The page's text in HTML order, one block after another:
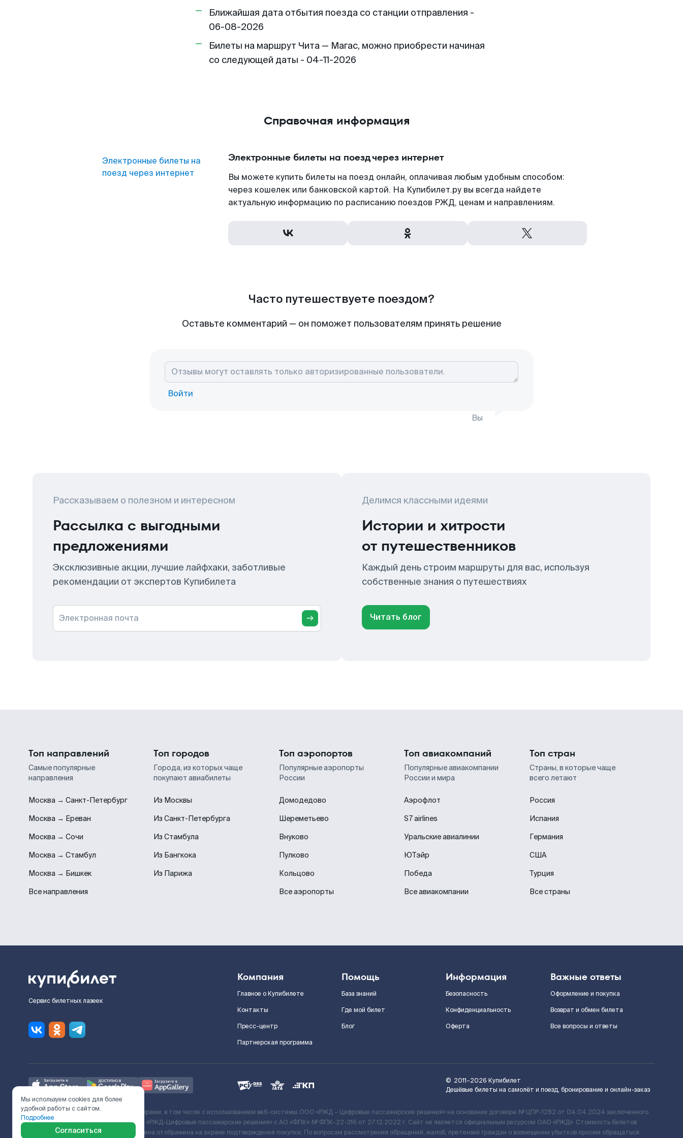
Ближайшая дата отбытия поезда со станции отправления -
06-08-2026
Билеты на маршрут Чита — Магас, можно приобрести начиная
со следующей даты - 04-11-2026
Справочная информация
Электронные билеты на
поезд через интернет
Электронные билеты на поезд через интернет
Вы можете купить билеты на поезд онлайн, оплачивая любым удобным способом:
через кошелек или банковской картой. На Купибилет.ру вы всегда найдете
актуальную информацию по расписанию поездов РЖД, ценам и направлениям.
Часто путешествуете поездом?
Оставьте комментарий — он поможет пользователям принять решение
Войти
Вы
Рассказываем о полезном и интересном
Рассылка с выгодными
предложениями
Эксклюзивные акции, лучшие лайфхаки, заботливые
рекомендации от экспертов Купибилета
Электронная почта
Делимся классными идеями
Истории и хитрости
от путешественников
Каждый день строим маршруты для вас, используя
собственные знания о путешествиях
Читать блог
Топ направлений
Самые популярные
направления
Москва → Санкт-Петербург
Москва → Ереван
Москва → Сочи
Москва → Стамбул
Москва → Бишкек
Все направления
Топ городов
Города, из которых чаще
покупают авиабилеты
Из Москвы
Из Санкт-Петербурга
Из Стамбула
Из Бангкока
Из Парижа
Топ аэропортов
Популярные аэропорты
России
Домодедово
Шереметьево
Внуково
Пулково
Кольцово
Все аэропорты
Топ авиакомпаний
Популярные авиакомпании
России и мира
Аэрофлот
S7 airlines
Уральские авиалинии
ЮТэйр
Победа
Все авиакомпании
Топ стран
Страны, в которые чаще
всего летают
Россия
Испания
Германия
США
Турция
Все страны
Сервис билетных лазеек
Компания
Главное о Купибилете
Контакты
Пресс-центр
Партнерская программа
Помощь
База знаний
Где мой билет
Блог
Информация
Безопасность
Конфиденциальность
Оферта
Важные ответы
Оформление и покупка
Возврат и обмен билета
Все вопросы и ответы
© 2011–2026 Купибилет
Дешёвые билеты на самолёт и поезд, бронирование и онлайн-заказ
Ж/Д билеты предоставляются партнёрами, в том числе с использованием веб-системы ООО «РЖД – Цифровые пассажирские решения» на основании договора № ЦПР-1282 от 04.04.2024 заключенного
с Поставщиком услуг и Договора ООО «РЖД-Цифровые пассажирские решения» c АО «ФПК» № ФПК-22-316 от 27.12.2022 г. Сайт не является официальным ресурсом ОАО «РЖД». Стоимость билетов
включает сервисный сбор. Итоговая цена отображена на экране подтверждения покупки. По вопросам рассмотрения обращений, жалоб, претензий граждан о возмещении убытков просим обращаться
Мы используем cookies для более
удобной работы с сайтом.
Подробнее
Согласиться